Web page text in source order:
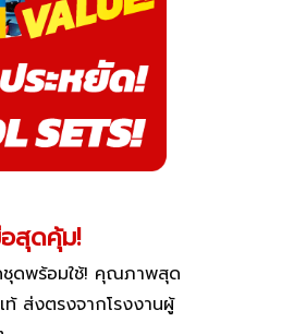
สุดคุ้ม!
ดพร้อมใช้! คุณภาพสุด
ส่งตรงจากโรงงานผู้